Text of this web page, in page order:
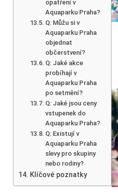
opatření v
Aquaparku Praha?
Q: Můžu si v
Aquaparku Praha
objednat
občerstvení?
Q: Jaké akce
probíhají v
Aquaparku Praha
po setmění?
Q: Jaké jsou ceny
vstupenek do
Aquaparku Praha?
Q: Existují v
Aquaparku Praha
slevy pro skupiny
nebo rodiny?
Klíčové poznatky